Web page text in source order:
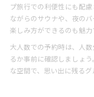
プ旅行での利便性にも配
ながらのサウナや、夜の
楽しみ方ができるのも魅力
大人数での予約時は、人
るか事前に確認しましょ
な空間で、思い出に残るグ